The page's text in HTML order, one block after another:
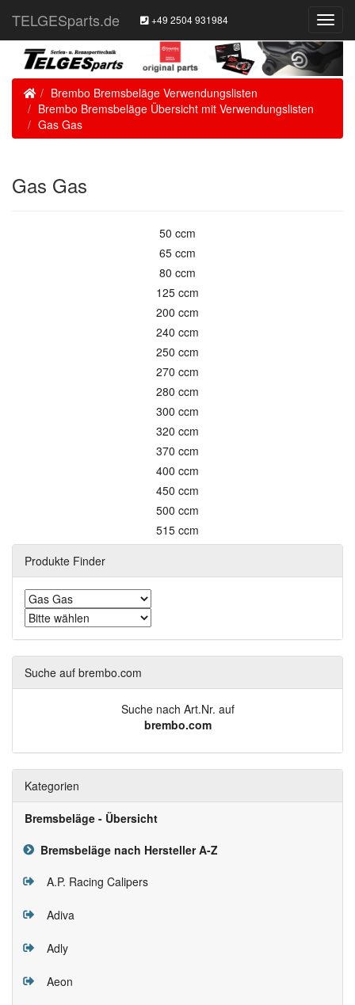
TELGESparts.de +49 2504 931984
HomeBrembo Bremsbeläge Verwendungslisten
Brembo Bremsbeläge Übersicht mit Verwendungslisten
Gas Gas
Gas Gas
50 ccm
65 ccm
80 ccm
125 ccm
200 ccm
240 ccm
250 ccm
270 ccm
280 ccm
300 ccm
320 ccm
370 ccm
400 ccm
450 ccm
500 ccm
515 ccm
Produkte Finder
Suche auf brembo.com
Suche nach Art.Nr. auf
brembo.com
Kategorien
Bremsbeläge - Übersicht
Bremsbeläge nach Hersteller A-Z
A.P. Racing Calipers
Adiva
Adly
Aeon